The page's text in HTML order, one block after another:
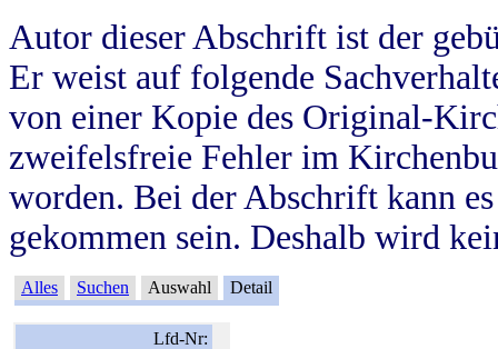
Autor dieser Abschrift ist der
Er weist auf folgende
von einer Kopie des Original-
zweifelsfreie Fehler im
worden. Bei der Abschrift kann
gekommen sein. Deshalb wird
Alles Suchen Auswahl Detail
Lfd-Nr: